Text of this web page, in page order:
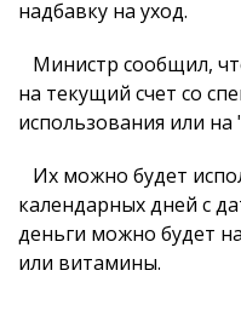
надбавку на уход.
Министр сообщил,
на текущий счет со
использования или на
Их можно будет
календарных дней с
деньги можно будет
или витамины.